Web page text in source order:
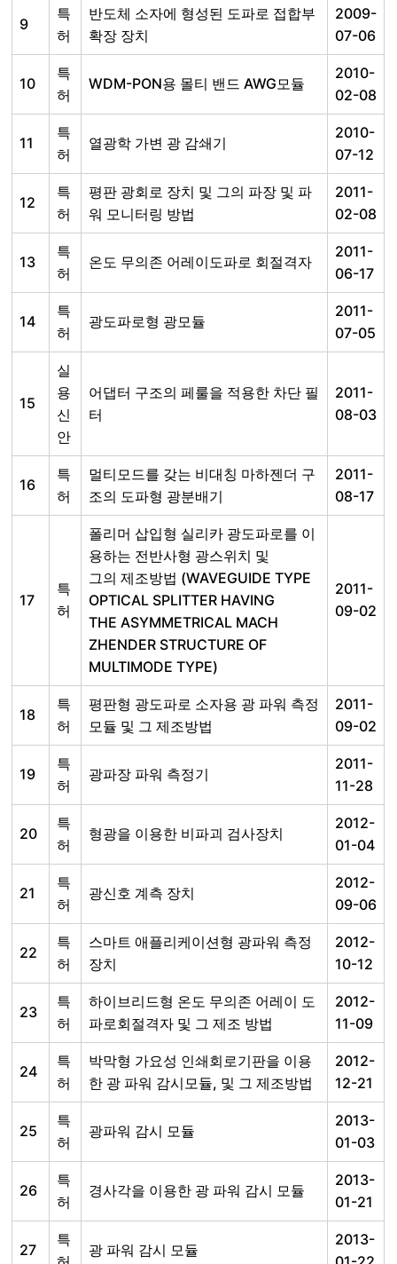
9
특
허
반도체 소자에 형성된 도파로 접합부
확장 장치
2009-
07-06
10
특
허
WDM-PON용 몰티 밴드 AWG모듈
2010-
02-08
11
특
허
열광학 가변 광 감쇄기
2010-
07-12
12
특
허
평판 광회로 장치 및 그의 파장 및 파
워 모니터링 방법
2011-
02-08
13
특
허
온도 무의존 어레이도파로 회절격자
2011-
06-17
14
특
허
광도파로형 광모듈
2011-
07-05
15
실
용
신
안
어댑터 구조의 페룰을 적용한 차단 필
터
2011-
08-03
16
특
허
멀티모드를 갖는 비대칭 마하젠더 구
조의 도파형 광분배기
2011-
08-17
17
특
허
폴리머 삽입형 실리카 광도파로를 이
용하는 전반사형 광스위치 및
그의 제조방법 (WAVEGUIDE TYPE
OPTICAL SPLITTER HAVING
THE ASYMMETRICAL MACH
ZHENDER STRUCTURE OF
MULTIMODE TYPE)
2011-
09-02
18
특
허
평판형 광도파로 소자용 광 파워 측정
모듈 및 그 제조방법
2011-
09-02
19
특
허
광파장 파워 측정기
2011-
11-28
20
특
허
형광을 이용한 비파괴 검사장치
2012-
01-04
21
특
허
광신호 계측 장치
2012-
09-06
22
특
허
스마트 애플리케이션형 광파워 측정
장치
2012-
10-12
23
특
허
하이브리드형 온도 무의존 어레이 도
파로회절격자 및 그 제조 방법
2012-
11-09
24
특
허
박막형 가요성 인쇄회로기판을 이용
한 광 파워 감시모듈, 및 그 제조방법
2012-
12-21
25
특
허
광파워 감시 모듈
2013-
01-03
26
특
허
경사각을 이용한 광 파워 감시 모듈
2013-
01-21
27
특
광 파워 감시 모듈
2013-